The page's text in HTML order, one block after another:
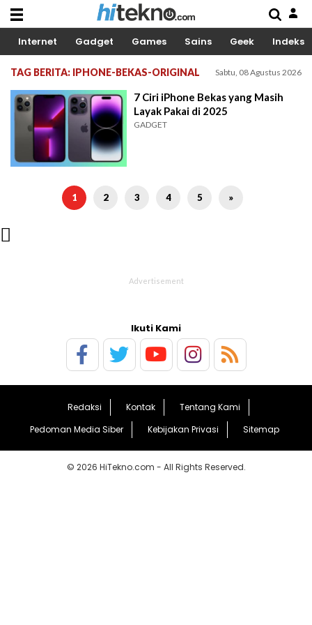
Internet Gadget Games Sains Geek Indeks
TAG BERITA: IPHONE-BEKAS-ORIGINAL Sabtu, 08 Agustus 2026
7 Ciri iPhone Bekas yang Masih
Layak Pakai di 2025
GADGET
1 2 3 4 5 »

Ikuti Kami
Redaksi Kontak
Tentang Kami
Pedoman Media Siber
Kebijakan Privasi Sitemap
© 2026 HiTekno.com - All Rights Reserved.